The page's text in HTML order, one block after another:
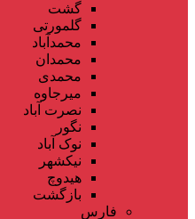
گشت
گلمورتی
محمدآباد
محمدان
محمدی
میرجاوه
نصرت آباد
نگور
نوک آباد
نیکشهر
هیدوچ
بازگشت
فارس